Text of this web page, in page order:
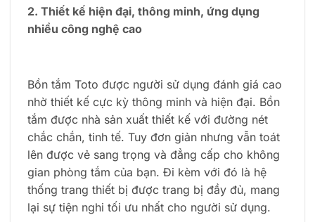
2. Thiết kế hiện đại, thông minh, ứng dụng
nhiều công nghệ cao
Bồn tắm Toto được người sử dụng đánh giá cao
nhờ thiết kế cực kỳ thông minh và hiện đại. Bồn
tắm được nhà sản xuất thiết kế với đường nét
chắc chắn, tinh tế. Tuy đơn giản nhưng vẫn toát
lên được vẻ sang trọng và đẳng cấp cho không
gian phòng tắm của bạn. Đi kèm với đó là hệ
thống trang thiết bị được trang bị đầy đủ, mang
lại sự tiện nghi tối ưu nhất cho người sử dụng.